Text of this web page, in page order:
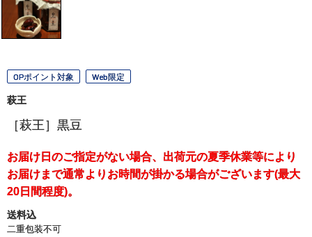
OPポイント対象 Web限定
萩王
［萩王］黒豆
お届け日のご指定がない場合、出荷元の夏季休業等により
お届けまで通常よりお時間が掛かる場合がございます(最大
20日間程度)。
送料込
二重包装不可